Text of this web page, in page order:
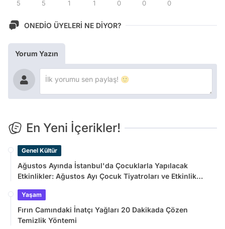
5 5 1 1 0 0 0
ONEDİO ÜYELERİ NE DİYOR?
Yorum Yazın
En Yeni İçerikler!
Genel Kültür
Ağustos Ayında İstanbul'da Çocuklarla Yapılacak
Etkinlikler: Ağustos Ayı Çocuk Tiyatroları ve Etkinlik
Yaşam
Fırın Camındaki İnatçı Yağları 20 Dakikada Çözen
Temizlik Yöntemi